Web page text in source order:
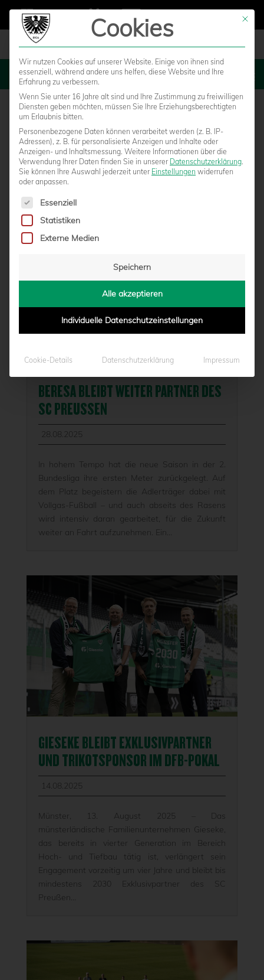
MENU
AKTUELLES AUS DEM
BUSINESS
BERESA BLEIBT WEITER PARTNER DES
SC PREUSSEN
28.08.2025
In hohem Tempo hat die neue Saison in der 2.
Bundesliga ihre ersten Meter zurückgelegt. Auf
dem Platz begeistern die Adlerträger dabei mit
Vollgas-Fußball – und auch abseits des Rasens
wird intensiv daran gearbeitet, für die Zukunft
weiter an Fahrt aufzunehmen. Ein...
GIESEKE BLEIBT EXKLUSIVPARTNER
UND TRIKOTSPONSOR IM DFB-POKAL
14.08.2025
Münster, 13. August 2025 – Das
münsterländische Familienunternehmen Gieseke,
das bereits in vierter Generation im Bereich
Hoch- und Tiefbau tätig ist, verlängert sein
Engagement vorzeitig um vier Jahre und bleibt bis
mindestens 2030 Exklusivpartner des SC
Preußen...
Mit
Cookies
Wir nutzen Cookies auf unserer Website. Einige von ihnen sind
essenziell, während andere uns helfen, diese Website und Ihre
Erfahrung zu verbessern.
Wenn Sie unter 16 Jahre alt sind und Ihre Zustimmung zu freiwilligen
Diensten geben möchten, müssen Sie Ihre Erziehungsberechtigten
um Erlaubnis bitten.
Personenbezogene Daten können verarbeitet werden (z. B. IP-
Adressen), z. B. für personalisierte Anzeigen und Inhalte oder
Anzeigen- und Inhaltsmessung. Weitere Informationen über die
Verwendung Ihrer Daten finden Sie in unserer Datenschutzerklärung.
Sie können Ihre Auswahl jederzeit unter Einstellungen widerrufen
oder anpassen.
Es folgt eine Liste der Service-Gruppen, für die eine
Essenziell
Statistiken
Externe Medien
Speichern
Alle akzeptieren
Individuelle Datenschutzeinstellungen
Cookie-Details Datenschutzerklärung Impressum